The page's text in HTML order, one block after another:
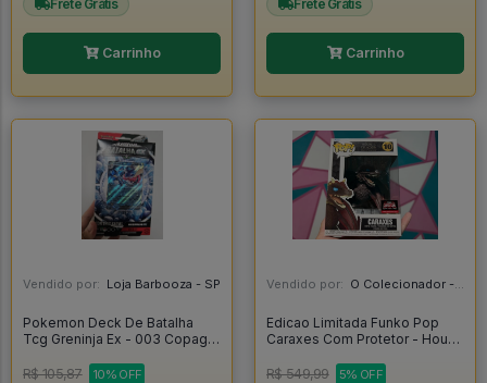
Frete Grátis
Carrinho
Frete Grátis
Carrinho
Vendido por: Loja Barbooza - SP
Pokemon Deck De Batalha
Tcg Greninja Ex - 003 Copag
Estampas Ilustradas
R$ 105,87 10% OFF
Vendido por: O Colecionador - SP
Edicao Limitada Funko Pop
Caraxes Com Protetor - House
R$ 549,99
5% OFF